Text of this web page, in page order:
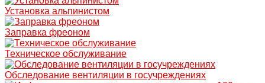
Установка альпинистом
Заправка фреоном
Техническое обслуживание
Обследование вентиляции в госучреждениях